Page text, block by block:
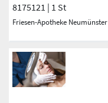
8175121 | 1 St
Friesen-Apotheke Neumünster